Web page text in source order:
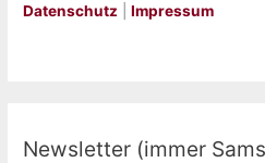
Datenschutz |Impressum
Newsletter (immer